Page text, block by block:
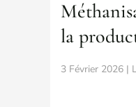
la
3 Février 2026 |